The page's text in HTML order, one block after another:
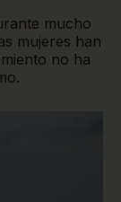
mucho
mujeres han
no ha